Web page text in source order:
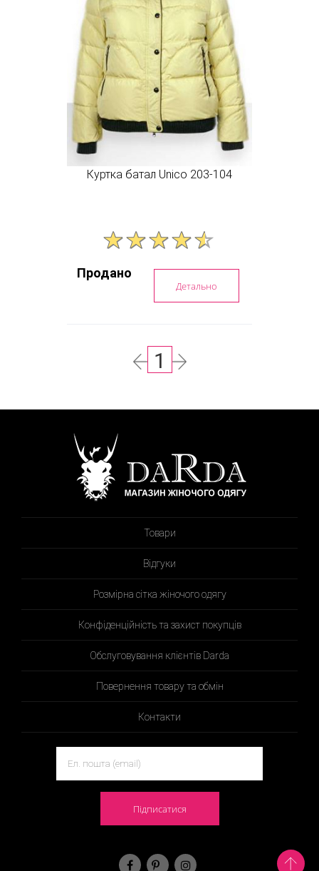
Куртка батал Unico 203-104
Продано
Детально
1
Товари
Відгуки
Розмірна сітка жіночого одягу
Конфіденційність та захист покупців
Обслуговування клієнтів Darda
Повернення товару та обмін
Контакти
Підписатися